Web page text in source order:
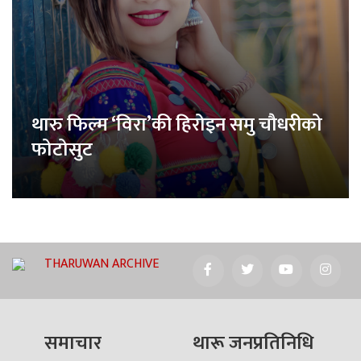
थारु फिल्म ‘विरा’की हिरोइन समु चौधरीको
फोटोसुट
THARUWAN ARCHIVE
समाचार थारू जनप्रतिनिधि